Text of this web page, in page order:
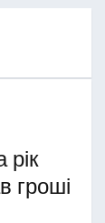
рік
гроші